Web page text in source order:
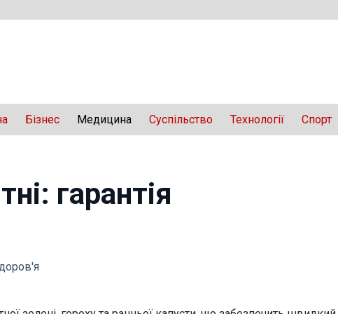
Бізнес Медицина Суспільство Технології Спорт
гарантія